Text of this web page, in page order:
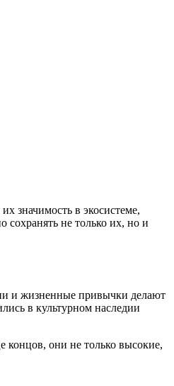
значимость в экосистеме,
не только их, но и
и жизненные привычки делают
в культурном наследии
концов, они не только высокие,